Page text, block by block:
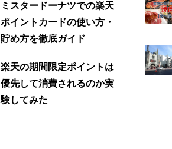
ミスタードーナツでの楽天
ポイントカードの使い方・
貯め方を徹底ガイド
楽天の期間限定ポイントは
優先して消費されるのか実
験してみた